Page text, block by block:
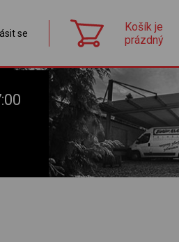
se
Košík je
prázdný